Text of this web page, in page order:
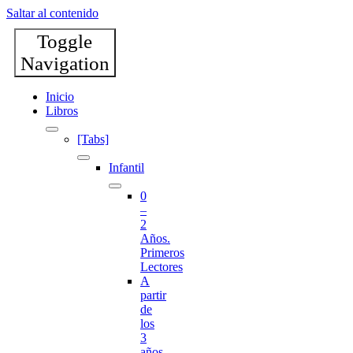
Saltar al contenido
Toggle
Navigation
Inicio
Libros
[Tabs]
Infantil
0
–
2
Años.
Primeros
Lectores
A
partir
de
los
3